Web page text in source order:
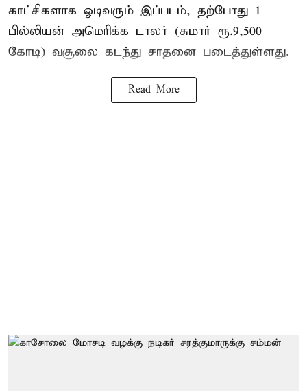
காட்சிகளாக ஓடிவரும் இப்படம், தற்போது 1
பில்லியன் அமெரிக்க டாலர் (சுமார் ரூ.9,500
கோடி) வசூலை கடந்து சாதனை படைத்துள்ளது.
Read More